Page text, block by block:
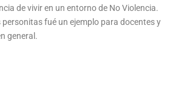
de vivir en un entorno de No Violencia.
fué un ejemplo para docentes y
general.